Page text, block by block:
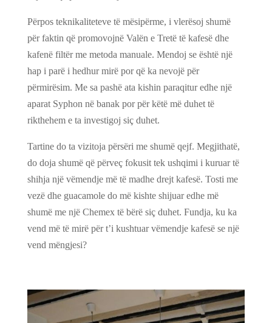
Përpos teknikaliteteve të mësipërme, i vlerësoj shumë
për faktin që promovojnë Valën e Tretë të kafesë dhe
kafenë filtër me metoda manuale. Mendoj se është një
hap i parë i hedhur mirë por që ka nevojë për
përmirësim. Me sa pashë ata kishin paraqitur edhe një
aparat Syphon në banak por për këtë më duhet të
rikthehem e ta investigoj siç duhet.
Tartine do ta vizitoja përsëri me shumë qejf. Megjithatë,
do doja shumë që përveç fokusit tek ushqimi i kuruar të
shihja një vëmendje më të madhe drejt kafesë. Tosti me
vezë dhe guacamole do më kishte shijuar edhe më
shumë me një Chemex të bërë siç duhet. Fundja, ku ka
vend më të mirë për t’i kushtuar vëmendje kafesë se një
vend mëngjesi?